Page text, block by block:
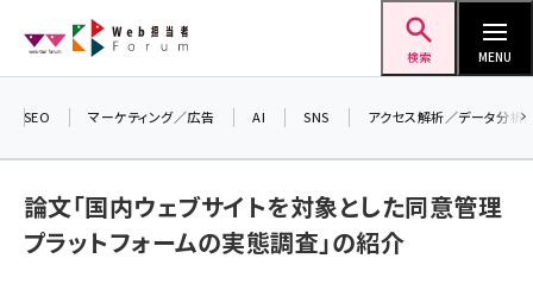
ン
検索 MENU
SEO マーケティング／広告 AI SNS アクセス解析／データ分析
論文「国内ウェブサイトを対象とした同意管理
プラットフォームの実態調査」の紹介
るセ